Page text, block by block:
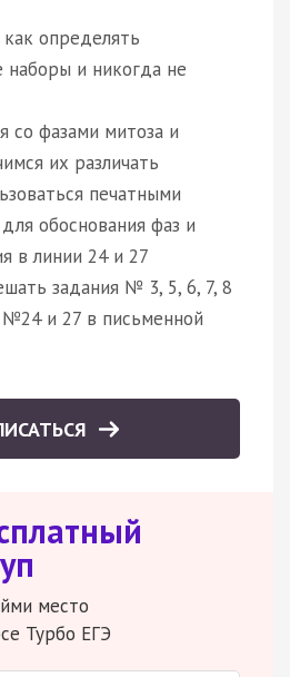
определять
и никогда не
со фазами митоза и
их различать
печатными
обоснования фаз и
в линии 24 и 27
задания № 3, 5, 6, 7, 8
и 27 в письменной
место
Турбо ЕГЭ